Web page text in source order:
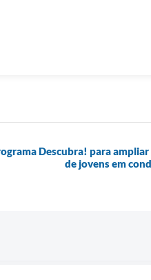
Descubra! para
de jovens em